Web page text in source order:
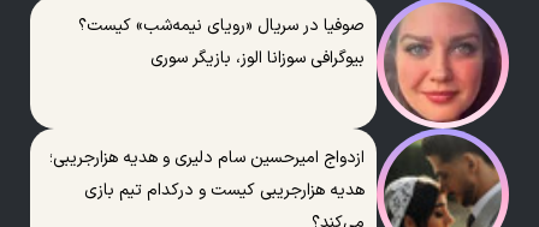
صوفیا در سریال «رویای نیمه‌شب» کیست؟
بیوگرافی سوزانا الوز، بازیگر سوری
ازدواج امیرحسین سام دلیری و هدیه هزارجریبی؛
هدیه هزارجریبی کیست و درکدام تیم بازی